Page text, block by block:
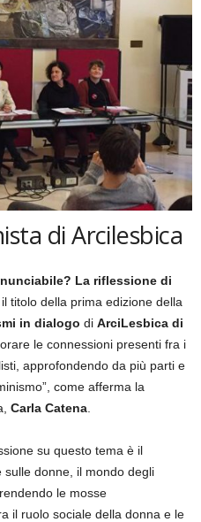
di Arcilesbica
La riflessione di
titolo della prima edizione della
in dialogo di ArciLesbica di
le connessioni presenti fra i
approfondendo da più parti e
come afferma la
Carla Catena
su questo tema è il
donne, il mondo degli
le mosse
il ruolo sociale della donna e le